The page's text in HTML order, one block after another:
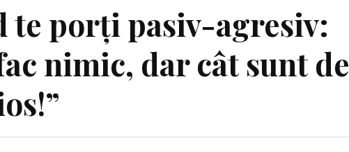
te porți pasiv-agresiv:
nimic, dar cât sunt de